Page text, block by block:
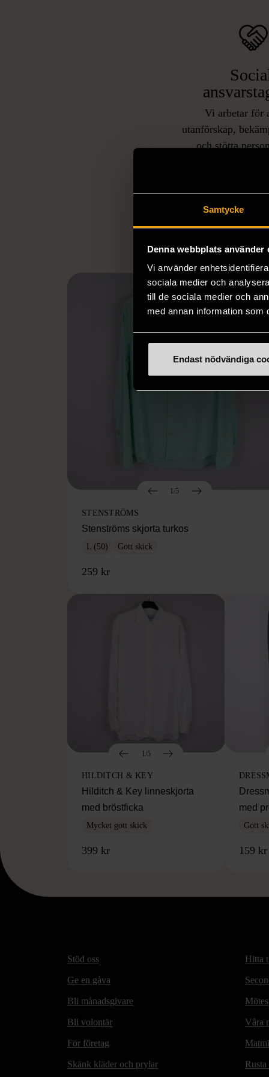
Samtycke
Denna webbplats använder
Vi använder
sociala medier och
till de sociala medier och
med annan information som
Endast nödvändiga
Vi arbetar för
utanförskap,
och stötta
utanför
eller annat
1/5
STENSTRÖMS
Stenströms skjorta turkos
L (50) Gott skick
259 kr
1/5
HILDITCH & KEY
Hilditch & Key linneskjorta
med bröstficka
Mycket gott skick
399 kr
med
Gott
159 kr
Stöd oss
Ge en gåva
Bli månadsgivare
Bli volontär
För företag
Skänk kläder och prylar
Hitta
Våra